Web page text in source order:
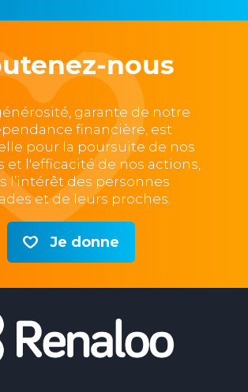
nous
garante de notre
financière, est
pour la poursuite de nos
et l'efficacité de nos actions,
l’intérêt des personnes
et de leurs proches.
Je donne